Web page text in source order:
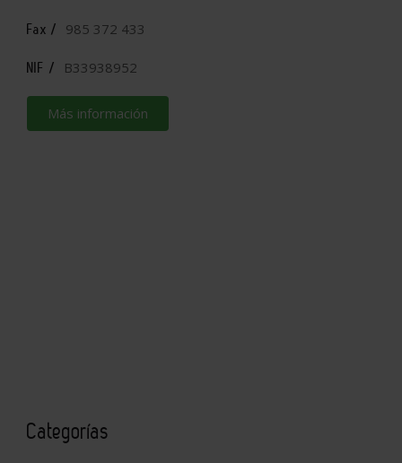
Fax / 985 372 433
NIF / B33938952
Más información
Categorías